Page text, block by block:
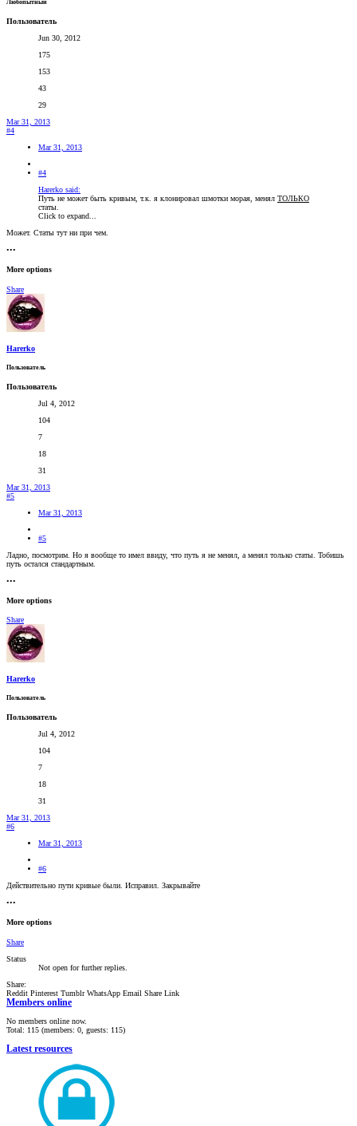
Любопытный
Пользователь
Jun 30, 2012
175
153
43
29
Mar 31, 2013
#4
Mar 31, 2013
#4
Harerko said:
Путь не может быть кривым, т.к. я клонировал шмотки морая, менял ТОЛЬКО
статы.
Click to expand...
Может. Статы тут ни при чем.
•••
More options
Share
Harerko
Пользователь
Пользователь
Jul 4, 2012
104
7
18
31
Mar 31, 2013
#5
Mar 31, 2013
#5
Ладно, посмотрим. Но я вообще то имел ввиду, что путь я не менял, а менял только статы. Тобишь
путь остался стандартным.
•••
More options
Share
Harerko
Пользователь
Пользователь
Jul 4, 2012
104
7
18
31
Mar 31, 2013
#6
Mar 31, 2013
#6
Действительно пути кривые были. Исправил. Закрывайте
•••
More options
Share
Status
Not open for further replies.
Share:
Reddit Pinterest Tumblr WhatsApp Email Share Link
Members online
No members online now.
Total: 115 (members: 0, guests: 115)
Latest resources